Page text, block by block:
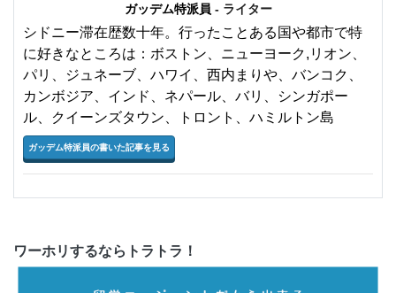
ガッデム特派員 - ライター
シドニー滞在歴数十年。行ったことある国や都市で特
に好きなところは：ボストン、ニューヨーク,リオン、
パリ、ジュネーブ、ハワイ、西内まりや、バンコク、
カンボジア、インド、ネパール、バリ、シンガポー
ル、クイーンズタウン、トロント、ハミルトン島
ガッデム特派員の書いた記事を見る
ワーホリするならトラトラ！